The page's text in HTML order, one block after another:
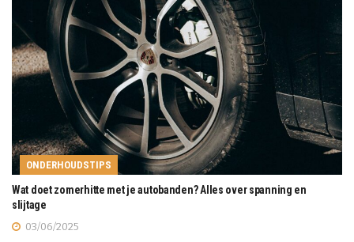
ONDERHOUDSTIPS
Wat doet zomerhitte met je autobanden? Alles over spanning en
slijtage
03/06/2025